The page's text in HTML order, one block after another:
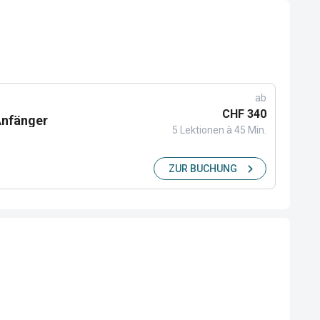
ab
CHF 340
5 Lektionen à 45 Min.
ZUR BUCHUNG